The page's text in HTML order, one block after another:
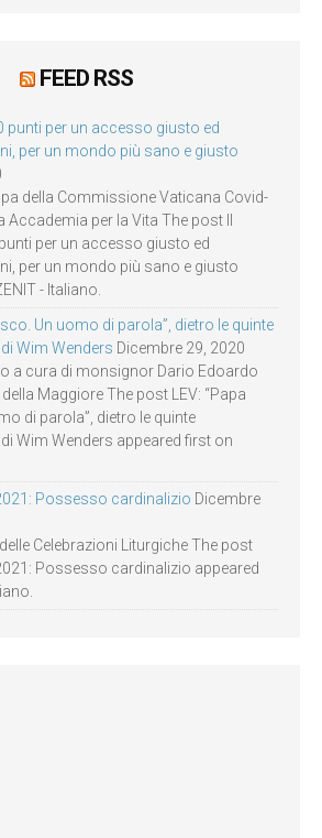
FEED RSS
punti per un accesso giusto ed
per un mondo più sano e giusto
della Commissione Vaticana Covid-
Accademia per la Vita The post Il
per un accesso giusto ed
per un mondo più sano e giusto
- Italiano.
Un uomo di parola”, dietro le quinte
Wim Wenders Dicembre 29, 2020
a cura di monsignor Dario Edoardo
Maggiore The post LEV: “Papa
di parola”, dietro le quinte
Wim Wenders appeared first on
Possesso cardinalizio Dicembre
Celebrazioni Liturgiche The post
Possesso cardinalizio appeared